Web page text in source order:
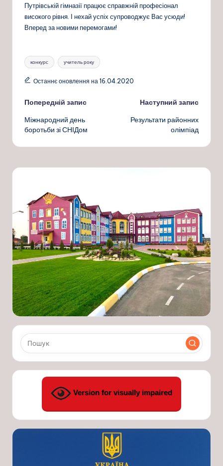
Путрівській гімназії працює справжній професіонал
високого рівня. І нехай успіх супроводжує Вас усюди!
Вперед за новими перемогами!
Позначки:
конкурс учитель року
Останнє оновлення на 16.04.2020
Навігація
по
запису
Попередній запис
Міжнародний день
боротьби зі СНІДом
Наступний запис
Результати районних
олімпіад
Version for visually impaired